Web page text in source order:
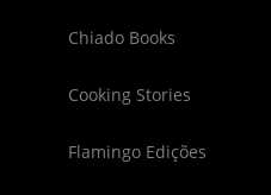
Chiado Books
Cooking Stories
Flamingo Edições